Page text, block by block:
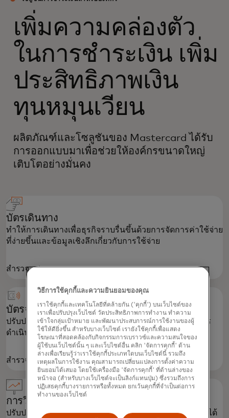
เพิ่มความคล่องตัว
ในการชำระเงิน เพิ่ม
ประสิทธิภาพเงิน
ทุนหมุนเวียน
ผลิตภัณฑ์และโซลูชันของ Mastercard ได้รับ
การออกแบบมาเพื่อช่วยให้องค์กรขนาดใหญ่
เติบโตอย่างมั่นคง
บัตรเดินทาง
ทำให้การเดินทางเพื่อธุรกิจราบรื่นขึ้นด้วยการจัดการค่าใช้จ่าย
ที่ง่ายขึ้นและข้อมูลเชิงลึกเกี่ยวกับการใช้จ่าย
สำรวจ
บัตรจัดซื้อ
ปรับปรุงกระบวนการจัดซื้อจัดจ้างให้มีประสิทธิภาพเพื่อการ
ดำเนินธุรกิจที่ราบรื่น
สำรวจ
การวิเคราะห์และการรายงาน
ปรับปรุงกระบวนการให้มีประสิทธิภาพ ลดการฉ้อโกง และได้
วิธีการใช้คุกกี้และความยินยอมของคุณ
เราใช้คุกกี้และเทคโนโลยีที่คล้ายกัน ('คุกกี้') บนเว็บไซต์ของ
เราเพื่อปรับปรุงเว็บไซต์ วัดประสิทธิภาพการทำงาน ทำความ
เข้าใจกลุ่มเป้าหมาย และพัฒนาประสบการณ์การใช้งานของผู้
ใช้ให้ดียิ่งขึ้น สำหรับบางเว็บไซต์ เรายังใช้คุกกี้เพื่อแสดง
โฆษณาที่สอดคล้องกับกิจกรรมการเบราวซ์และความสนใจของ
ผู้ใช้บนเว็บไซต์นั้น ๆ และเว็บไซต์อื่น คลิก 'จัดการคุกกี้' ด้าน
ล่างเพื่อเรียนรู้ว่าเราใช้คุกกี้ประเภทใดบนเว็บไซต์นี้ รวมถึง
เหตุผลในการใช้งาน คุณสามารถเปลี่ยนแปลงการตั้งค่าความ
ยินยอมได้เสมอ โดยใช้เครื่องมือ 'จัดการคุกกี้' ที่ด้านล่างของ
หน้าจอ (สำหรับบางเว็บไซต์จะเป็นลิงก์แทนปุ่ม) ซึ่งรวมถึงการ
ปฏิเสธคุกกี้บางรายการหรือทั้งหมด ยกเว้นคุกกี้ที่จำเป็นต่อการ
ทำงานของเว็บไซต์